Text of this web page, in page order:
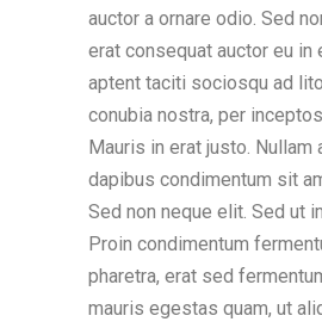
auctor a ornare odio. Sed
erat consequat auctor eu in
aptent taciti sociosqu ad
conubia nostra, per
Mauris in erat justo. Nullam
dapibus condimentum sit
Sed non neque elit. Sed ut
Proin condimentum
pharetra, erat sed
mauris egestas quam, ut